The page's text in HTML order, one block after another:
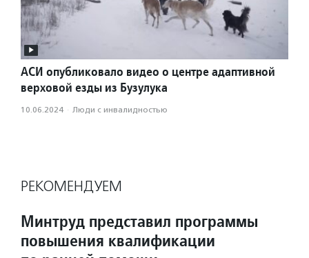
АСИ опубликовало видео о центре адаптивной
верховой езды из Бузулука
10.06.2024 · Люди с инвалидностью
РЕКОМЕНДУЕМ
Минтруд представил программы
повышения квалификации